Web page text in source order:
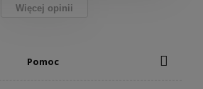
Więcej opinii
Pomoc